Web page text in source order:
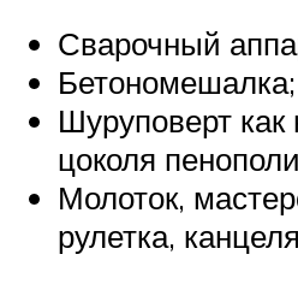
Сварочный
Бетономешалка;
Шуруповерт как
цоколя
Молоток,
рулетка,